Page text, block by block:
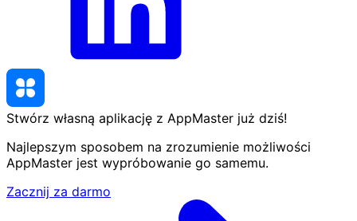
Stwórz własną aplikację z AppMaster już dziś!
Najlepszym sposobem na zrozumienie możliwości
AppMaster jest wypróbowanie go samemu.
Zacznij za darmo